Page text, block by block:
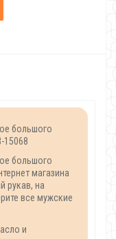
большого
15068
большого
магазина
рукав, на
все мужские
и